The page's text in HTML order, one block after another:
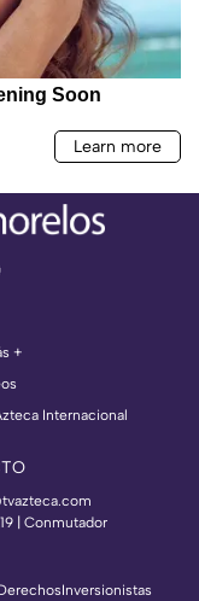
+
Internacional
| Conmutador
Inversionistas